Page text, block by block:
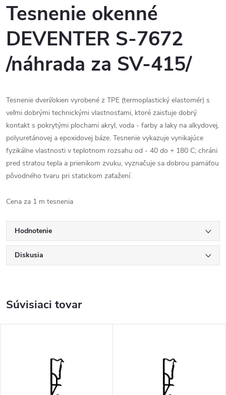
Tesnenie okenné
DEVENTER S-7672
/náhrada za SV-415/
Tesnenie dverí/okien vyrobené z TPE (termoplastický elastomér) s
veľmi dobrými technickými vlastnosťami, ktoré zaisťuje dobrý
kontakt s pokrytými plochami akryl, voda - farby a laky na alkydovej,
polyuretánovej a epoxidovej báze. Tesnenie vykazuje vynikajúce
fyzikálne vlastnosti v teplotnom rozsahu od - 40 do + 180 C; chráni
pred stratou tepla a prienikom zvuku, vyznačuje sa dobrou pamäťou
pôvodného tvaru pri statickom zaťažení.
Cena za 1 m tesnenia
Hodnotenie
Diskusia
Súvisiaci tovar